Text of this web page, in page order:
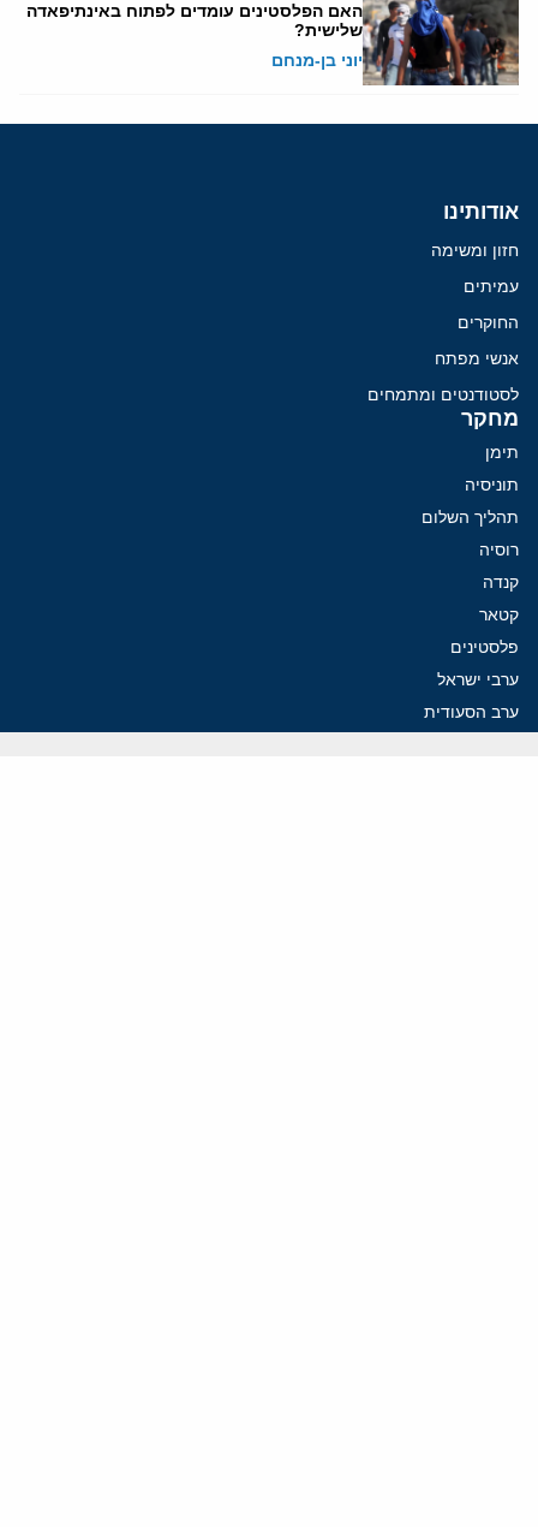
האם הפלסטינים עומדים לפתוח באינתיפאדה
שלישית?
יוני בן-מנחם
אודותינו
חזון ומשימה
עמיתים
החוקרים
אנשי מפתח
לסטודנטים ומתמחים
מחקר
תימן
תוניסיה
תהליך השלום
רוסיה
קנדה
קטאר
פלסטינים
ערבי ישראל
ערב הסעודית